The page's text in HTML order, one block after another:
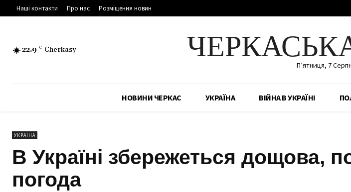
Наші контакти Про нас Розміщення новин
22.9 C Cherkasy
П’ятниця, 7
НОВИНИ ЧЕРКАС УКРАЇНА ВІЙНА В УКРАЇНІ
УКРАЇНА
В Україні збережеться дощова,
погода